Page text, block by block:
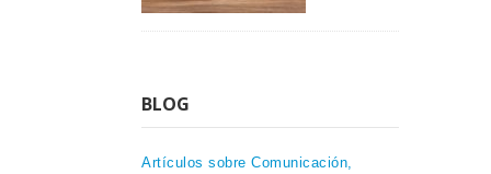
BLOG
Artículos sobre Comunicación,